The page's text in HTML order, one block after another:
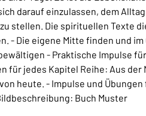
darauf einzulassen, dem
stellen. Die spirituellen Texte
- Die eigene Mitte finden und
- Praktische Impulse
für jedes Kapitel Reihe: Aus
heute. - Impulse und
Buch Muster